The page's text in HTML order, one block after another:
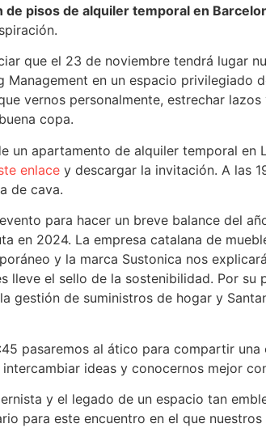
de pisos de alquiler temporal en
que el 23 de noviembre tendrá lugar
en un espacio privilegiado
vernos personalmente, estrechar
copa.
un apartamento de alquiler temporal en
enlace y descargar la invitación. A las
de cava.
para hacer un breve balance del
en 2024. La empresa catalana de
y la marca Sustonica nos
lleve el sello de la sostenibilidad. Por su
gestión de suministros de hogar y
pasaremos al ático para compartir
ideas y conocernos mejor
y el legado de un espacio tan
para este encuentro en el que